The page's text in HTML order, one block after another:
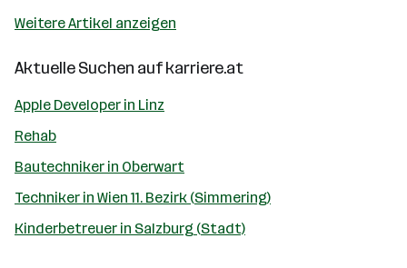
Weitere Artikel anzeigen
Aktuelle Suchen aufkarriere.at
Apple Developer in Linz
Rehab
Bautechniker in Oberwart
Techniker in Wien 11. Bezirk (Simmering)
Kinderbetreuer in Salzburg (Stadt)